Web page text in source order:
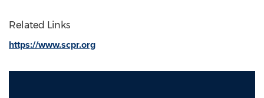
Related Links
https://www.scpr.org